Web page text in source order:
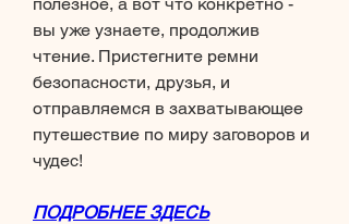
вы уже узнаете, продолжив
чтение. Пристегните ремни
безопасности, друзья, и
отправляемся в захватывающее
путешествие по миру заговоров и
чудес!
ПОДРОБНЕЕ ЗДЕСЬ